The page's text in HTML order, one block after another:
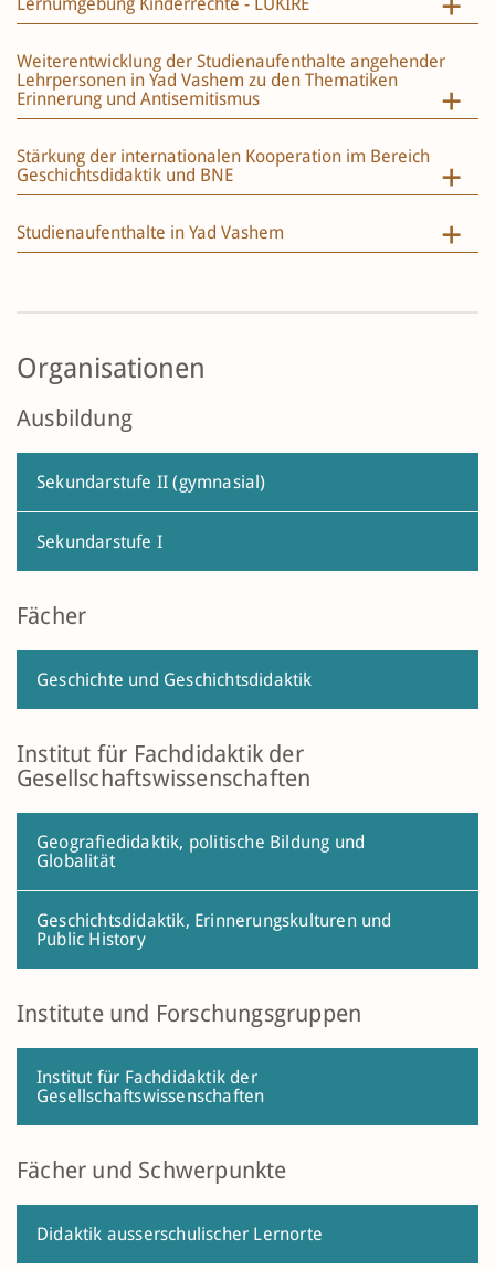
Weiterentwicklung der Studienaufenthalte angehender
Lehrpersonen in Yad Vashem zu den Thematiken
Erinnerung und Antisemitismus
Stärkung der internationalen Kooperation im Bereich
Geschichtsdidaktik und BNE
Studienaufenthalte in Yad Vashem
Organisationen
Ausbildung
Sekundarstufe II (gymnasial)
Sekundarstufe I
Fächer
Geschichte und Geschichtsdidaktik
Institut für Fachdidaktik der
Gesellschaftswissenschaften
Geografiedidaktik, politische Bildung und
Globalität
Geschichtsdidaktik, Erinnerungskulturen und
Public History
Institute und Forschungsgruppen
Institut für Fachdidaktik der
Gesellschaftswissenschaften
Fächer und Schwerpunkte
Didaktik ausserschulischer Lernorte